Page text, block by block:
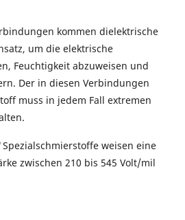
kommen dielektrische
um die elektrische
Feuchtigkeit abzuweisen und
Der in diesen Verbindungen
muss in jedem Fall extremen
Spezialschmierstoffe weisen eine
zwischen 210 bis 545 Volt/mil